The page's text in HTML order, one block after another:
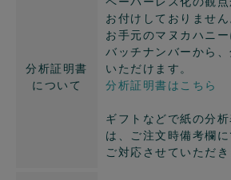
分析証明書
について
お付けしておりません
お手元のマヌカハニ
バッチナンバーから
いただけます。
分析証明書はこちら
ギフトなどで紙の分
は、ご注文時備考欄
ご対応させていただき